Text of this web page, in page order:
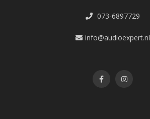
073-6897729
info@audioexpert.nl